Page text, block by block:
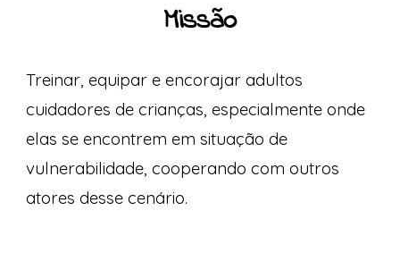
Missão
Treinar, equipar e encorajaradultos
cuidadores de crianças, especialmente onde
elas se encontrem em situação de
vulnerabilidade, cooperando com outros
atores desse cenário.